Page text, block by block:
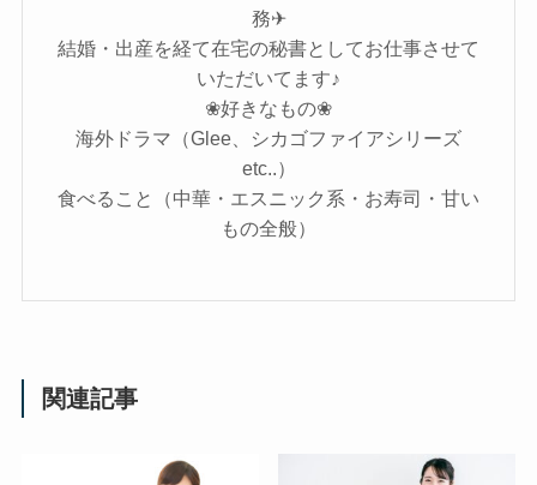
務✈
結婚・出産を経て在宅の秘書としてお仕事させて
いただいてます♪
❀好きなもの❀
海外ドラマ（Glee、シカゴファイアシリーズ
etc..）
食べること（中華・エスニック系・お寿司・甘い
もの全般）
関連記事